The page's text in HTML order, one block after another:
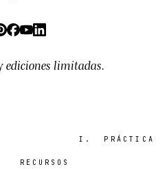
ediciones limitadas.
I. PRÁCTICA
RECURSOS